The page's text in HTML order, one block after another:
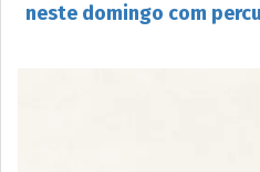
neste domingo com